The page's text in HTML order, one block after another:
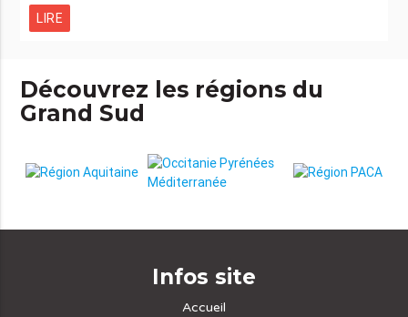
LIRE
Découvrez les régions du
Grand Sud
Infos site
Accueil